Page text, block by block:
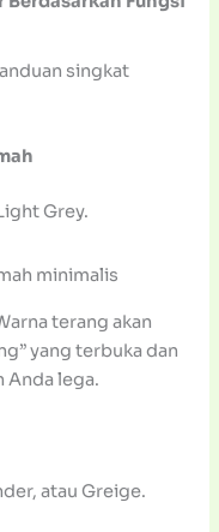
singkat
Grey.
terang akan
yang terbuka dan
Anda lega.
atau Greige.